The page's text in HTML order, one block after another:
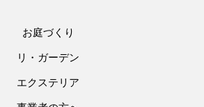
お庭づくり
リ・ガーデン
エクステリア